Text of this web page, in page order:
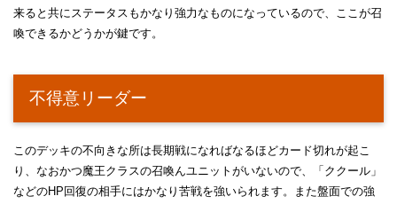
来ると共にステータスもかなり強力なものになっているので、ここが召
喚できるかどうかが鍵です。
不得意リーダー
このデッキの不向きな所は長期戦になればなるほどカード切れが起こ
り、なおかつ魔王クラスの召喚んユニットがいないので、「ククール」
などのHP回復の相手にはかなり苦戦を強いられます。また盤面での強